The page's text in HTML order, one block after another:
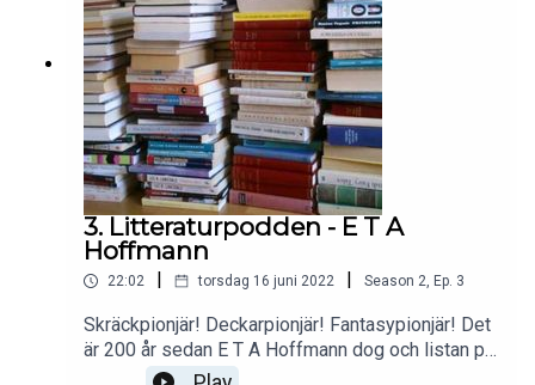
3. Litteraturpodden - E T A
Hoffmann
22:02 | torsdag 16 juni 2022 | Season 2, Ep. 3
Skräckpionjär! Deckarpionjär! Fantasypionjär! Det
är 200 år sedan E T A Hoffmann dog och listan på
hans titlar kan göras hur lång som helst. Vi ger en